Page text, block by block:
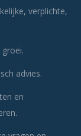
verplichte,
advies.
en